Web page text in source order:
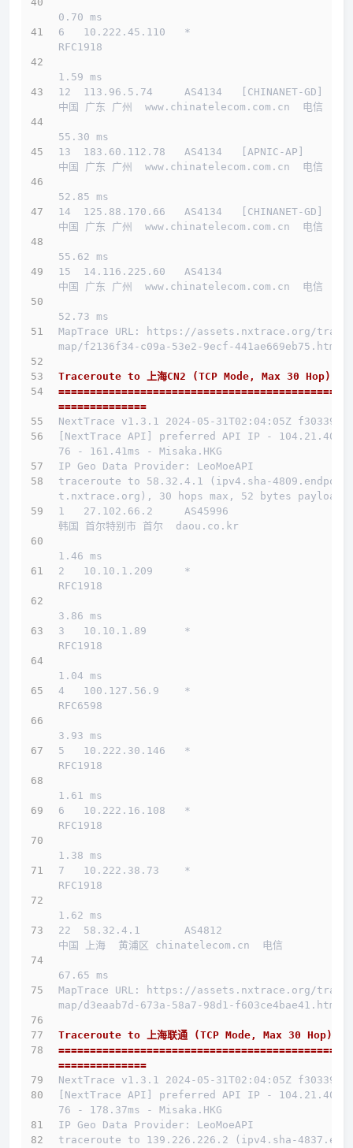
0.70 ms
6   10.222.45.110   *
RFC1918
1.59 ms
12  113.96.5.74     AS4134   [CHINANET-GD]
中国 广东 广州  www.chinatelecom.com.cn  电信
55.30 ms
13  183.60.112.78   AS4134   [APNIC-AP]
中国 广东 广州  www.chinatelecom.com.cn  电信
52.85 ms
14  125.88.170.66   AS4134   [CHINANET-GD]
中国 广东 广州  www.chinatelecom.com.cn  电信
55.62 ms
15  14.116.225.60   AS4134
中国 广东 广州  www.chinatelecom.com.cn  电信
52.73 ms
MapTrace URL: https://assets.nxtrace.org/trace
map/f2136f34-c09a-53e2-9ecf-441ae669eb75.html
Traceroute to 上海CN2 (TCP Mode, Max 30 Hop)
==============================================
==============
NextTrace v1.3.1 2024-05-31T02:04:05Z f303397
[NextTrace API] preferred API IP - 104.21.40.1
76 - 161.41ms - Misaka.HKG
IP Geo Data Provider: LeoMoeAPI
traceroute to 58.32.4.1 (ipv4.sha-4809.endpoin
t.nxtrace.org), 30 hops max, 52 bytes payload
1   27.102.66.2     AS45996
韩国 首尔特别市 首尔  daou.co.kr
1.46 ms
2   10.10.1.209     *
RFC1918
3.86 ms
3   10.10.1.89      *
RFC1918
1.04 ms
4   100.127.56.9    *
RFC6598
3.93 ms
5   10.222.30.146   *
RFC1918
1.61 ms
6   10.222.16.108   *
RFC1918
1.38 ms
7   10.222.38.73    *
RFC1918
1.62 ms
22  58.32.4.1       AS4812
中国 上海  黄浦区 chinatelecom.cn  电信
67.65 ms
MapTrace URL: https://assets.nxtrace.org/trace
map/d3eaab7d-673a-58a7-98d1-f603ce4bae41.html
Traceroute to 上海联通 (TCP Mode, Max 30 Hop)
==============================================
==============
NextTrace v1.3.1 2024-05-31T02:04:05Z f303397
[NextTrace API] preferred API IP - 104.21.40.1
76 - 178.37ms - Misaka.HKG
IP Geo Data Provider: LeoMoeAPI
traceroute to 139.226.226.2 (ipv4.sha-4837.end